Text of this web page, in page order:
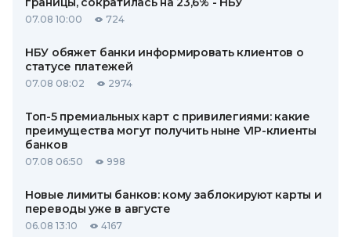
07.08 10:00 724
НБУ обяжет банки информировать клиентов о
статусе платежей
07.08 08:02 2974
Топ-5 премиальных карт с привилегиями: какие
преимущества могут получить ныне VIP-клиенты
банков
07.08 06:50 998
Новые лимиты банков: кому заблокируют карты и
переводы уже в августе
06.08 13:10 4167